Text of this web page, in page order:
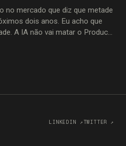
no mercado que diz que metade
dois anos. Eu acho que
LINKEDIN ↗ TWITTER ↗